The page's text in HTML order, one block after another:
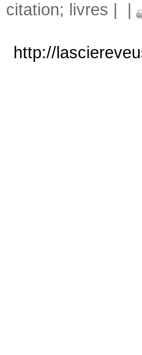
citation; livres
http://